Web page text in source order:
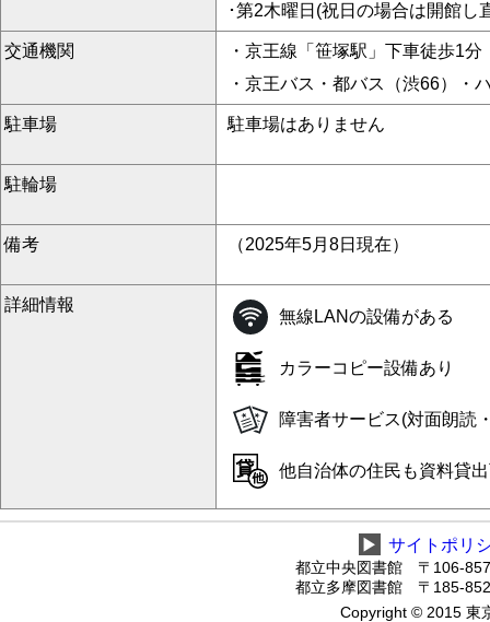
･第2木曜日(祝日の場合は開館し
交通機関
・京王線「笹塚駅」下車徒歩1分
・京王バス・都バス（渋66）・
駐車場 駐車場はありません
駐輪場
備考 （2025年5月8日現在）
詳細情報
無線LANの設備がある
カラーコピー設備あり
障害者サービス(対面朗読
他自治体の住民も資料貸
▶ サイトポリ
都立中央図書館 〒106-
都立多摩図書館 〒185-
Copyright © 2015 東